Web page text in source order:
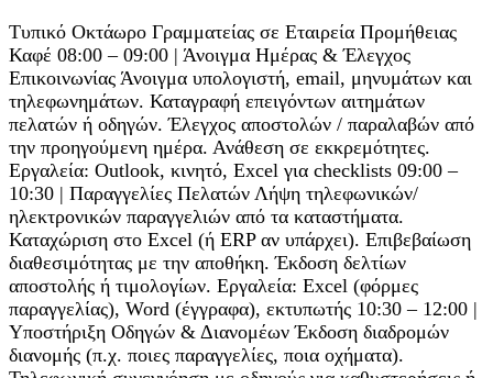
Τυπικό Οκτάωρο Γραμματείας σε Εταιρεία Προμήθειας
Καφέ 08:00 – 09:00 | Άνοιγμα Ημέρας & Έλεγχος
Επικοινωνίας Άνοιγμα υπολογιστή, email, μηνυμάτων και
τηλεφωνημάτων. Καταγραφή επειγόντων αιτημάτων
πελατών ή οδηγών. Έλεγχος αποστολών / παραλαβών από
την προηγούμενη ημέρα. Ανάθεση σε εκκρεμότητες.
Εργαλεία: Outlook, κινητό, Excel για checklists 09:00 –
10:30 | Παραγγελίες Πελατών Λήψη τηλεφωνικών/
ηλεκτρονικών παραγγελιών από τα καταστήματα.
Καταχώριση στο Excel (ή ERP αν υπάρχει). Επιβεβαίωση
διαθεσιμότητας με την αποθήκη. Έκδοση δελτίων
αποστολής ή τιμολογίων. Εργαλεία: Excel (φόρμες
παραγγελίας), Word (έγγραφα), εκτυπωτής 10:30 – 12:00 |
Υποστήριξη Οδηγών & Διανομέων Έκδοση διαδρομών
διανομής (π.χ. ποιες παραγγελίες, ποια οχήματα).